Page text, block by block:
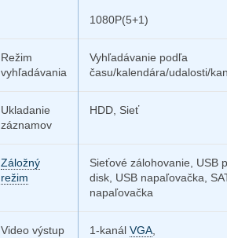
1080P(5+1)
Režim
vyhľadávania
Vyhľadávanie podľa
času/kalendára/udalosti/
Ukladanie
záznamov
HDD, Sieť
Záložný
režim
Sieťové zálohovanie, USB
disk, USB napaľovačka,
napaľovačka
Video výstup 1-kanál VGA,